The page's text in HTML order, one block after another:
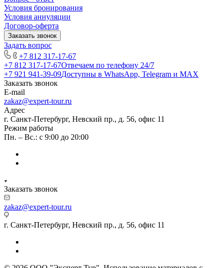
Условия бронирования
Условия аннуляции
Договор-оферта
Заказать звонок
Задать вопрос
+7 812 317-17-67
+7 812 317-17-67Отвечаем по телефону 24/7
+7 921 941-39-09Доступны в WhatsApp, Telegram и MAX
Заказать звонок
E-mail
zakaz@expert-tour.ru
Адрес
г. Санкт-Петербург, Невский пр., д. 56, офис 11
Режим работы
Пн. – Вс.: с 9:00 до 20:00
Заказать звонок
zakaz@expert-tour.ru
г. Санкт-Петербург, Невский пр., д. 56, офис 11